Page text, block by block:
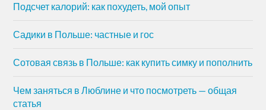
Подсчет калорий: как похудеть, мой опыт
Садики в Польше: частные и гос
Сотовая связь в Польше: как купить симку и пополнить
Чем заняться в Люблине и что посмотреть — общая
статья